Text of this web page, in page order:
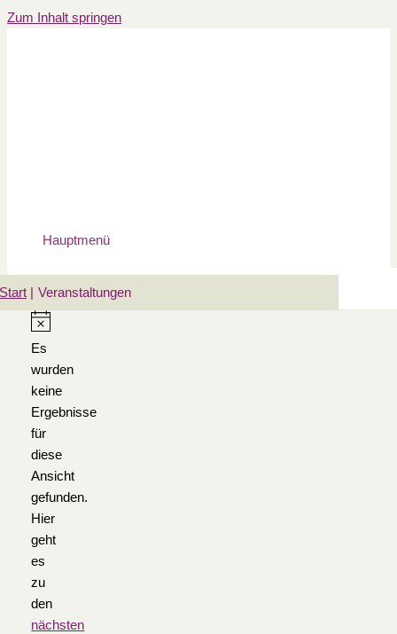
Zum Inhalt springen
Hauptmenü
Start Veranstaltungen
Es
wurden
keine
Ergebnisse
für
diese
Ansicht
gefunden.
Hier
geht
es
zu
den
nächsten